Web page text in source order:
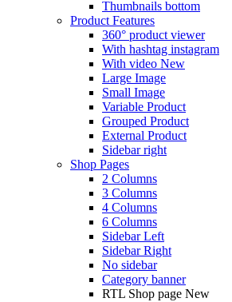
Thumbnails bottom
Product Features
360° product viewer
With hashtag instagram
With video New
Large Image
Small Image
Variable Product
Grouped Product
External Product
Sidebar right
Shop Pages
2 Columns
3 Columns
4 Columns
6 Columns
Sidebar Left
Sidebar Right
No sidebar
Category banner
RTL Shop page New